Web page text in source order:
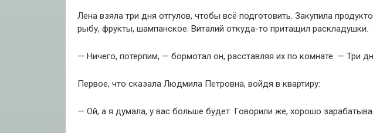
Лена взяла три дня отгулов, чтобы всё подготовить. Закупила
рыбу, фрукты, шампанское. Виталий откуда-то притащил раскладушки.
— Ничего, потерпим, — бормотал он, расставляя их по комнате. — Три
Первое, что сказала Людмила Петровна, войдя в квартиру:
— Ой, а я думала, у вас больше будет. Говорили же, хорошо